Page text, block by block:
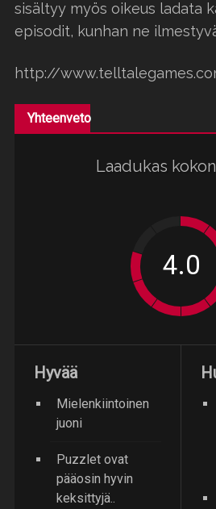
sisältyy myös oikeus ladata
episodit, kunhan ne
http://
Yhteenveto
Laadukas
Hyvää
Mielenkiintoinen
juoni
Puzzlet ovat
pääosin hyvin
keksittyjä..